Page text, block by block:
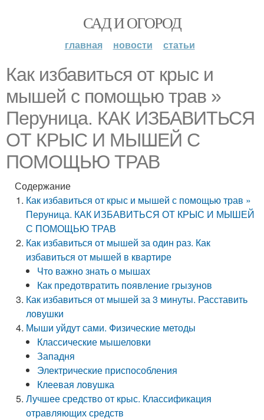
САД И ОГОРОД
главная новости статьи
Как избавиться от крыс и
мышей с помощью трав »
Перуница. КАК ИЗБАВИТЬСЯ
ОТ КРЫС И МЫШЕЙ С
ПОМОЩЬЮ ТРАВ
Содержание
Как избавиться от крыс и мышей с помощью трав »
Перуница. КАК ИЗБАВИТЬСЯ ОТ КРЫС И МЫШЕЙ
С ПОМОЩЬЮ ТРАВ
Как избавиться от мышей за один раз. Как
избавиться от мышей в квартире
Что важно знать о мышах
Как предотвратить появление грызунов
Как избавиться от мышей за 3 минуты. Расставить
ловушки
Мыши уйдут сами. Физические методы
Классические мышеловки
Западня
Электрические приспособления
Клеевая ловушка
Лучшее средство от крыс. Классификация
отравляющих средств